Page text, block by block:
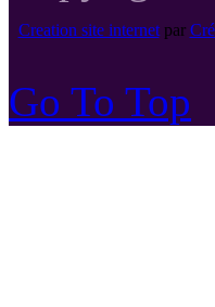
Creation site internetpar
Go To Top